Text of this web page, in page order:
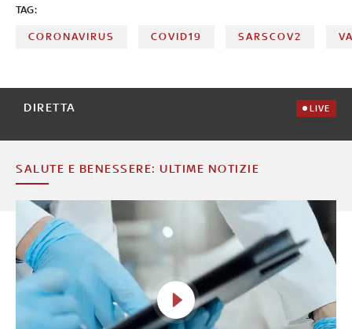
TAG:
CORONAVIRUS COVID19 SARSCOV2
DIRETTA LIVE
SALUTE E BENESSERE: ULTIME NOTIZIE